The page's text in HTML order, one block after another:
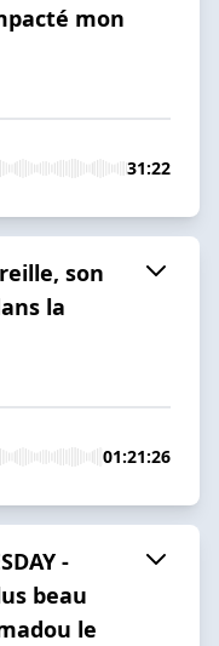
mon
31:22
son
la
01:21:26
-
beau
le